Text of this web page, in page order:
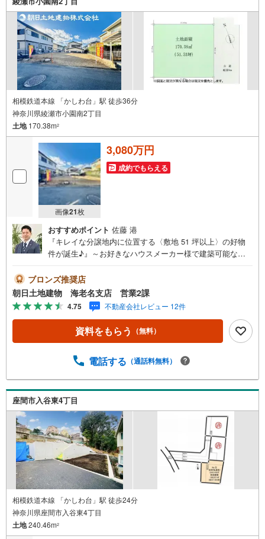
相模鉄道本線 「かしわ台」駅 徒歩36分
神奈川県綾瀬市小園南2丁目
土地170.38m2
画像21枚
3,080万円
成約でもらえる
おすすめポイント 佐藤 港
『キレイな分譲地内に位置する〈敷地 51 坪以上〉の好物
件が誕生♪』～お好きなハウスメーカー様で建築可能な
員 6 m◇直ぐにでも着工が可能な現況: 更 地 ！◇徒歩5分
圏内に小学校や公園など住環境良好私共、朝日土地建物グ
ループは、神奈川・東京・埼玉県で展開し41年目になり6万
件以上のお取引実績がございます。まだ掲載できない早い
物件情報も多数ございますし、土日でも住宅ローンの審査
ができるシステムもありまして、住宅ローンのご提案も得
指定時間内にてご提案いたします。） ご自宅へのお迎
環境もあわせてご案内をさせていただいております。■無料
提携駐車場がございます。詳しくは営業スタッフよりお伝
えさせて頂きます。■その他諸々のご相談も受け付けており
ます♪お気軽にご相談ください！創立以来、多くのお客様
にご好評いただいております。
ブロンズ推奨店
朝日土地建物 海老名支店 営業2課
4.75 不動産会社レビュー 12件
資料をもらう （無料）
電話する （通話料無料）
座間市入谷東4丁目
相模鉄道本線 「かしわ台」駅 徒歩24分
神奈川県座間市入谷東4丁目
土地240.46m2